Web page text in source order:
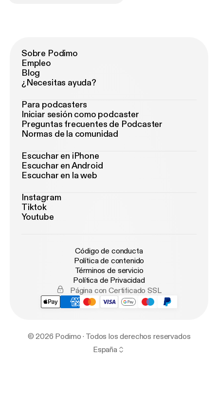
Sobre Podimo
Empleo
Blog
¿Necesitas ayuda?
Para podcasters
Iniciar sesión como podcaster
Preguntas frecuentes de Podcaster
Normas de la comunidad
Escuchar en iPhone
Escuchar en Android
Escuchar en la web
Instagram
Tiktok
Youtube
Código de conducta
Política de contenido
Términos de servicio
Política de Privacidad
Página con Certificado SSL
© 2026 Podimo · Todos los derechos reservados
España